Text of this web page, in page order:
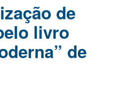
de
livro
de